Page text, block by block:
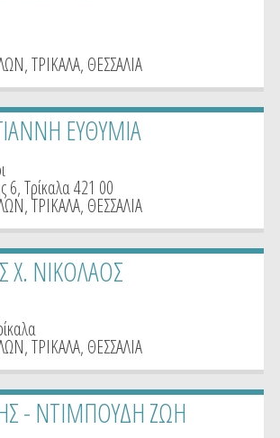
,ΤΡΙΚΑΛΑ, ΘΕΣΣΑΛΙΑ
ΕΥΘΥΜΙΑ
6, Τρίκαλα 421 00
,ΤΡΙΚΑΛΑ, ΘΕΣΣΑΛΙΑ
Χ. ΝΙΚΟΛΑΟΣ
,ΤΡΙΚΑΛΑ, ΘΕΣΣΑΛΙΑ
- ΝΤΙΜΠΟΥΔΗ ΖΩΗ